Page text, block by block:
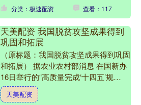
分类：极速配资 查看：117
天美配资 我国脱贫攻坚成果得到
巩固和拓展
（原标题：我国脱贫攻坚成果得到巩固
和拓展） 据农业农村部消息 在国新办
16日举行的“高质量完成‘十四五’规
划”系列主题新闻发布会上，农业农村
部部长韩俊表示，我国....
天美配资